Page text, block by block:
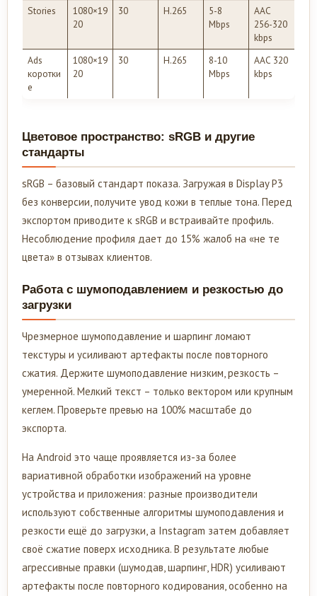
Stories
1080×19
20
30 H.265
5-8
Mbps
AAC
256-320
kbps
Ads
коротки
е
1080×19
20
30 H.265
8-10
Mbps
AAC 320
kbps
Цветовое пространство: sRGB и другие
стандарты
sRGB – базовый стандарт показа. Загружая в Display P3
без конверсии, получите увод кожи в теплые тона. Перед
экспортом приводите к sRGB и встраивайте профиль.
Несоблюдение профиля дает до 15% жалоб на «не те
цвета» в отзывах клиентов.
Работа с шумоподавлением и резкостью до
загрузки
Чрезмерное шумоподавление и шарпинг ломают
текстуры и усиливают артефакты после повторного
сжатия. Держите шумоподавление низким, резкость –
умеренной. Мелкий текст – только вектором или крупным
кеглем. Проверьте превью на 100% масштабе до
экспорта.
На Android это чаще проявляется из-за более
вариативной обработки изображений на уровне
устройства и приложения: разные производители
используют собственные алгоритмы шумоподавления и
резкости ещё до загрузки, а Instagram затем добавляет
своё сжатие поверх исходника. В результате любые
агрессивные правки (шумодав, шарпинг, HDR) усиливают
артефакты после повторного кодирования, особенно на